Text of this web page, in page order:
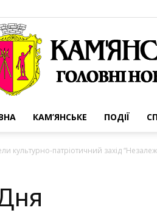
КАМ’ЯНСЬКЕ ПОДІЇ
культурно-патріотичний захід